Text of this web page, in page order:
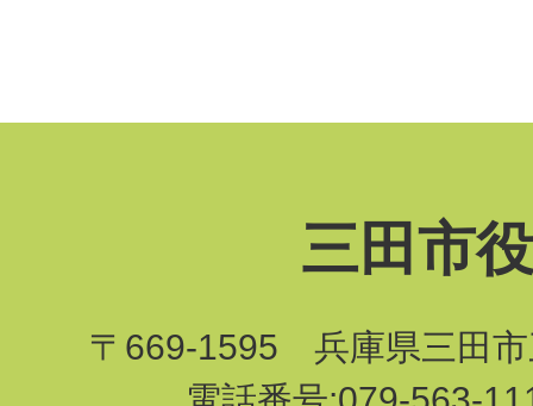
三田市
〒669-1595 兵庫県三田市